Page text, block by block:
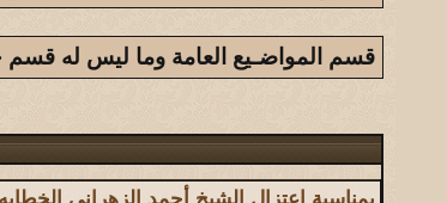
قسم المواضـيع العامة وما ليس له
الموضوع
بمناسبة إعتزال الشيخ أحمد الزهراني